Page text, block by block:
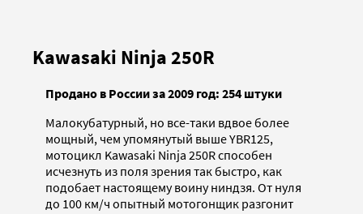
Kawasaki Ninja 250R
Продано в России за 2009 год: 254 штуки
Малокубатурный, но все-таки вдвое более
мощный, чем упомянутый выше YBR125,
мотоцикл Kawasaki Ninja 250R способен
исчезнуть из поля зрения так быстро, как
подобает настоящему воину ниндзя. От нуля
до 100 км/ч опытный мотогонщик разгонит